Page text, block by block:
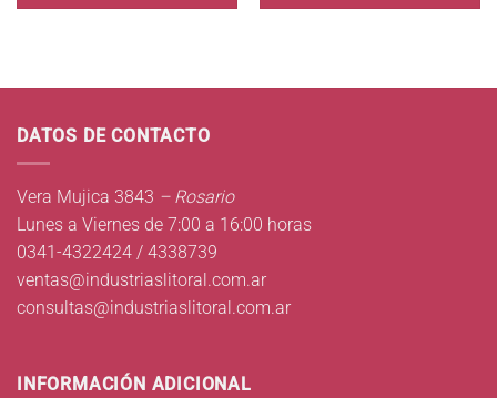
DATOS DE CONTACTO
Vera Mujica 3843 – Rosario
Lunes a Viernes de 7:00 a 16:00 horas
0341-4322424 / 4338739
ventas@industriaslitoral.com.ar
consultas@industriaslitoral.com.ar
INFORMACIÓN ADICIONAL